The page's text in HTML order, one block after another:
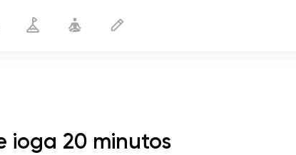
ioga 20 minutos